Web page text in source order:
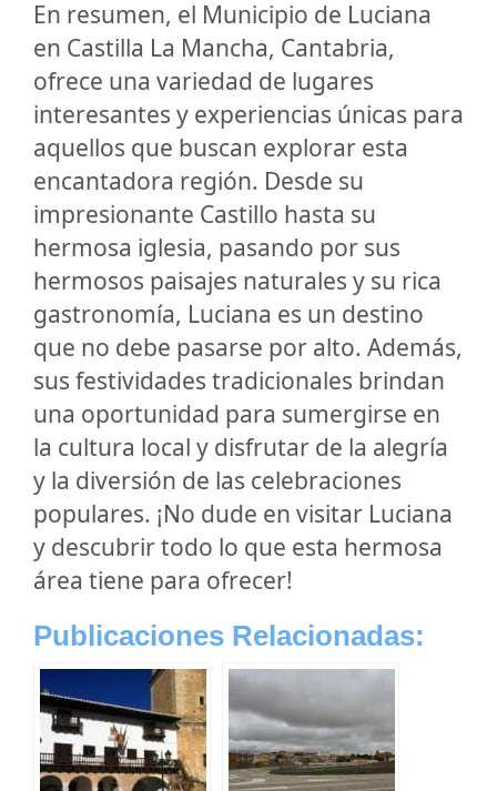
En resumen, el Municipio de Luciana
en Castilla La Mancha, Cantabria,
ofrece una variedad de lugares
interesantes y experiencias únicas para
aquellos que buscan explorar esta
encantadora región. Desde su
impresionante Castillo hasta su
hermosa iglesia, pasando por sus
hermosos paisajes naturales y su rica
gastronomía, Luciana es un destino
que no debe pasarse por alto. Además,
sus festividades tradicionales brindan
una oportunidad para sumergirse en
la cultura local y disfrutar de la alegría
y la diversión de las celebraciones
populares. ¡No dude en visitar Luciana
y descubrir todo lo que esta hermosa
área tiene para ofrecer!
Publicaciones Relacionadas: